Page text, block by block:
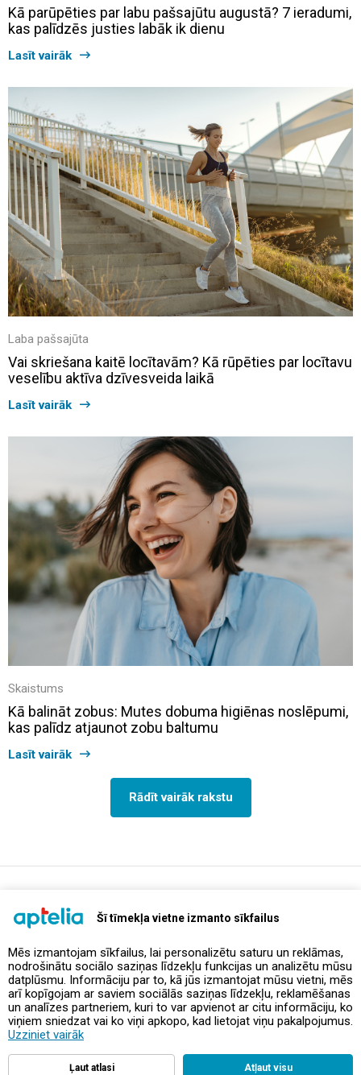
Šī tīmekļa vietne izmanto sīkfailus
Mēs izmantojam sīkfailus, lai personalizētu saturu un reklāmas,
nodrošinātu sociālo saziņas līdzekļu funkcijas un analizētu mūsu
datplūsmu. Informāciju par to, kā jūs izmantojat mūsu vietni, mēs
arī kopīgojam ar saviem sociālās saziņas līdzekļu, reklamēšanas
un analīzes partneriem, kuri to var apvienot ar citu informāciju, ko
viņiem sniedzat vai ko viņi apkopo, kad lietojat viņu pakalpojumus.
Uzziniet vairāk
Ļaut atlasi Atļaut visu
Kā parūpēties par labu pašsajūtu augustā? 7 ieradumi,
kas palīdzēs justies labāk ik dienu
Lasīt vairāk
Laba pašsajūta
Vai skriešana kaitē locītavām? Kā rūpēties par locītavu
veselību aktīva dzīvesveida laikā
Lasīt vairāk
Skaistums
Kā balināt zobus: Mutes dobuma higiēnas noslēpumi,
kas palīdz atjaunot zobu baltumu
Lasīt vairāk
Rādīt vairāk rakstu
Piedāvājumi un akcijas
Kontakti